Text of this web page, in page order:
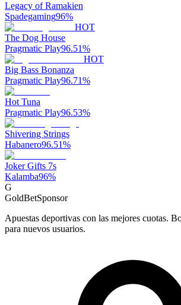
Legacy of Ramakien
Spadegaming96%
HOT
The Dog House
Pragmatic Play96.51%
HOT
Big Bass Bonanza
Pragmatic Play96.71%
Hot Tuna
Pragmatic Play96.53%
Shivering Strings
Habanero96.51%
Joker Gifts 7s
Kalamba96%
G
GoldBetSponsor
Apuestas deportivas con las mejores cuotas.
para nuevos usuarios.